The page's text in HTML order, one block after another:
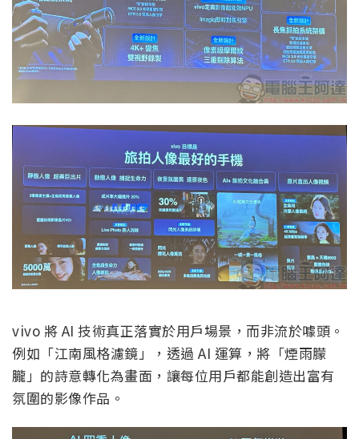
vivo 將 AI 技術真正落實於用戶場景，而非流於噱頭。
例如「江南風格濾鏡」，透過 AI 運算，將「煙雨朦
朧」的詩意轉化為畫面，讓每位用戶都能創造出富有
氛圍的影像作品。